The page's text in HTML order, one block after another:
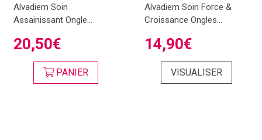
Alvadiem Soin
Assainissant Ongle...
20,50€
PANIER
Alvadiem Soin Force &
Croissance Ongles...
14,90€
VISUALISER